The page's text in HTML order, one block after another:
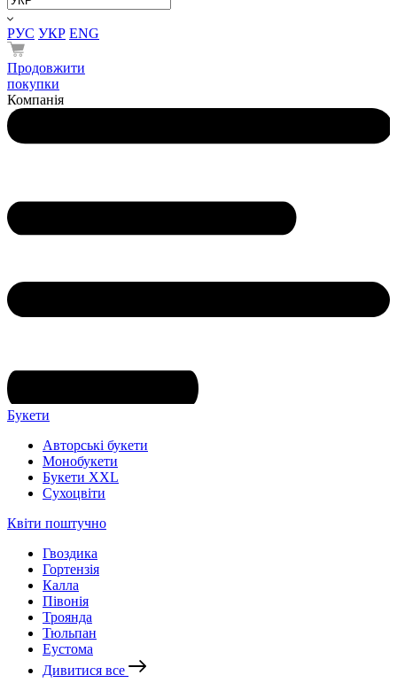
РУС УКР ENG
Продовжити
покупки
Компанія
Букети
Авторські букети
Монобукети
Букети XXL
Cухоцвіти
Квіти поштучно
Гвоздика
Гортензія
Калла
Півонія
Троянда
Тюльпан
Еустома
Дивитися все